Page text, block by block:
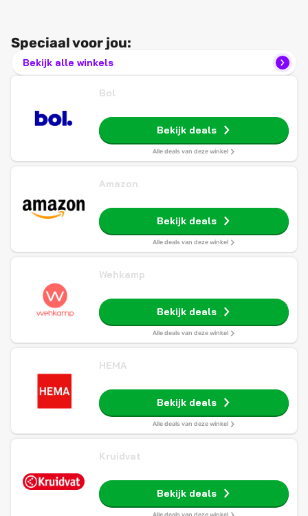
Speciaal voor jou:
Bekijk alle winkels
Bol
Bekijk deals
Alle deals van deze winkel
Amazon
Bekijk deals
Alle deals van deze winkel
Wehkamp
Bekijk deals
Alle deals van deze winkel
HEMA
Bekijk deals
Alle deals van deze winkel
Kruidvat
Bekijk deals
Alle deals van deze winkel